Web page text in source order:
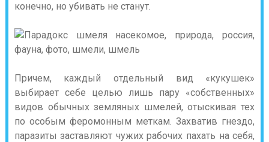
конечно, но убивать не станут.
Причем, каждый отдельный вид «кукушек»
выбирает себе целью лишь пару «собственных»
видов обычных земляных шмелей, отыскивая тех
по особым феромонным меткам. Захватив гнездо,
паразиты заставляют чужих рабочих пахать на себя,